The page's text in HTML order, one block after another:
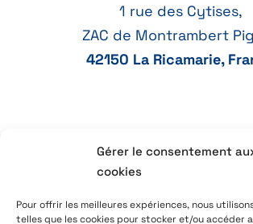
Gérer le consentement
cookies
Pour offrir les meilleures expériences, nous
telles que les cookies pour stocker et/ou accéder
1 rue des Cytises,
ZAC de Montrambert
42150 La Ricamarie,
+33 77 41 21 47
aeservice@aeservice.fr